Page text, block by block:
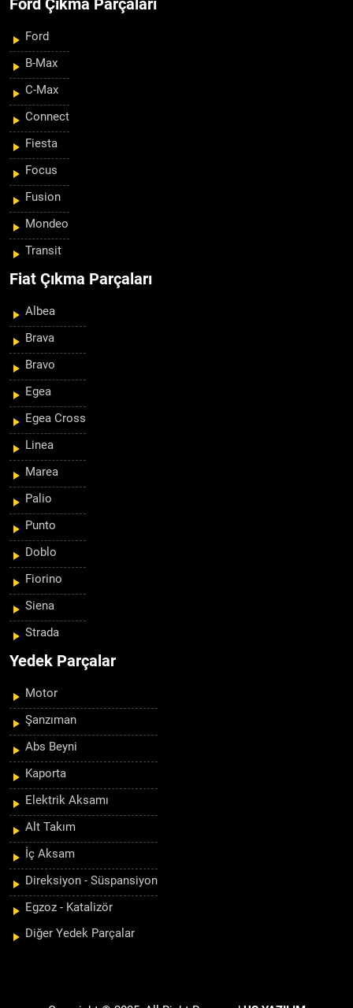
Ford Çıkma Parçaları
Ford
B-Max
C-Max
Connect
Fiesta
Focus
Fusion
Mondeo
Transit
Fiat Çıkma Parçaları
Albea
Brava
Bravo
Egea
Egea Cross
Linea
Marea
Palio
Punto
Doblo
Fiorino
Siena
Strada
Yedek Parçalar
Motor
Şanzıman
Abs Beyni
Kaporta
Elektrik Aksamı
Alt Takım
İç Aksam
Direksiyon - Süspansiyon
Egzoz - Katalizör
Diğer Yedek Parçalar